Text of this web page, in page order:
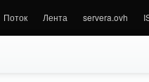
Поток Лента servera.ovh